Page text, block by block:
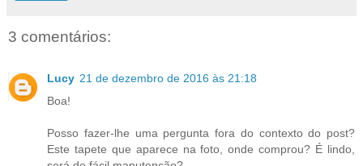
3 comentários:
Lucy 21 de dezembro de 2016 às 21:18
Boa!
Posso fazer-lhe uma pergunta fora do contexto do post?
Este tapete que aparece na foto, onde comprou? É lindo,